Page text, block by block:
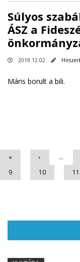
Súlyos
ÁSZ a
2019.12.02
Máris borult a bili.
« ‹ …
9
10 11